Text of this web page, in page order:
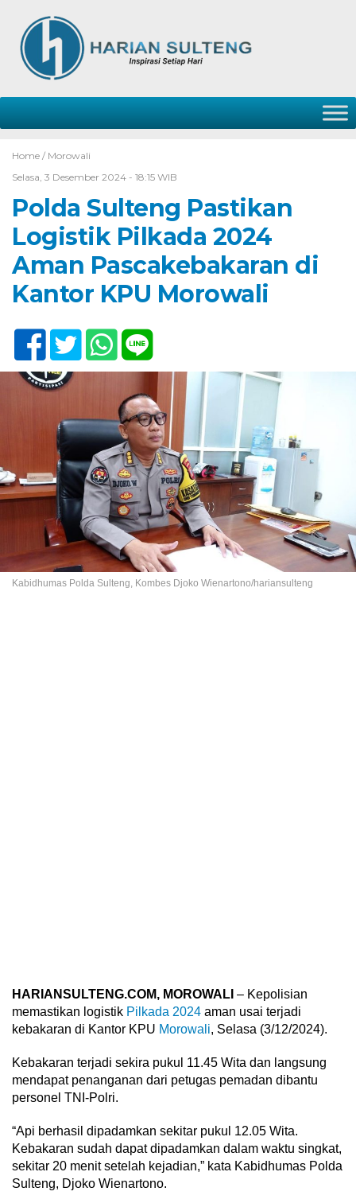
Home / Morowali
Selasa, 3 Desember 2024 - 18:15 WIB
Polda Sulteng Pastikan
Logistik Pilkada 2024
Aman Pascakebakaran di
Kantor KPU Morowali
Kabidhumas Polda Sulteng, Kombes Djoko Wienartono/hariansulteng
HARIANSULTENG.COM, MOROWALI – Kepolisian
memastikan logistik Pilkada 2024 aman usai terjadi
kebakaran di Kantor KPU Morowali, Selasa (3/12/2024).
Kebakaran terjadi sekira pukul 11.45 Wita dan langsung
mendapat penanganan dari petugas pemadan dibantu
personel TNI-Polri.
“Api berhasil dipadamkan sekitar pukul 12.05 Wita.
Kebakaran sudah dapat dipadamkan dalam waktu singkat,
sekitar 20 menit setelah kejadian,” kata Kabidhumas Polda
Sulteng, Djoko Wienartono.